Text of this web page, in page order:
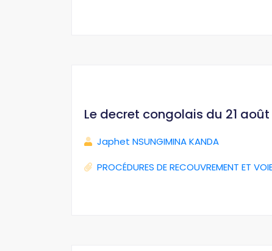
Le decret congolais du 21 août
Japhet NSUNGIMINA KANDA
PROCÉDURES DE RECOUVREMENT ET